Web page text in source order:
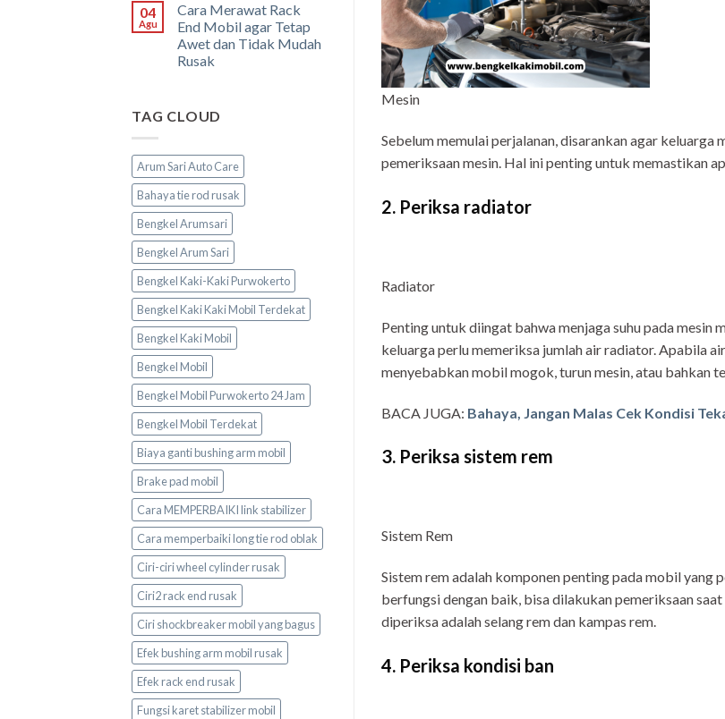
04
Agu
Cara Merawat Rack
End Mobil agar Tetap
Awet dan Tidak Mudah
Rusak
TAG CLOUD
Arum Sari Auto Care
Bahaya tie rod rusak
Bengkel Arumsari
Bengkel Arum Sari
Bengkel Kaki-Kaki Purwokerto
Bengkel Kaki Kaki Mobil Terdekat
Bengkel Kaki Mobil
Bengkel Mobil
Bengkel Mobil Purwokerto 24 Jam
Bengkel Mobil Terdekat
Biaya ganti bushing arm mobil
Brake pad mobil
Cara MEMPERBAIKI link stabilizer
Cara memperbaiki long tie rod oblak
Ciri-ciri wheel cylinder rusak
Ciri2 rack end rusak
Ciri shockbreaker mobil yang bagus
Efek bushing arm mobil rusak
Efek rack end rusak
Fungsi karet stabilizer mobil
Mesin
Sebelum memulai perjalanan, disarankan agar
pemeriksaan mesin. Hal ini penting untuk memastikan
2. Periksa radiator
Radiator
Penting untuk diingat bahwa menjaga suhu pada mesin
keluarga perlu memeriksa jumlah air radiator. Apabila
menyebabkan mobil mogok, turun mesin, atau bahkan
BACA JUGA: Bahaya, Jangan Malas Cek Kondisi
3. Periksa sistem rem
Sistem Rem
Sistem rem adalah komponen penting pada mobil
berfungsi dengan baik, bisa dilakukan pemeriksaan
diperiksa adalah selang rem dan kampas rem.
4. Periksa kondisi ban